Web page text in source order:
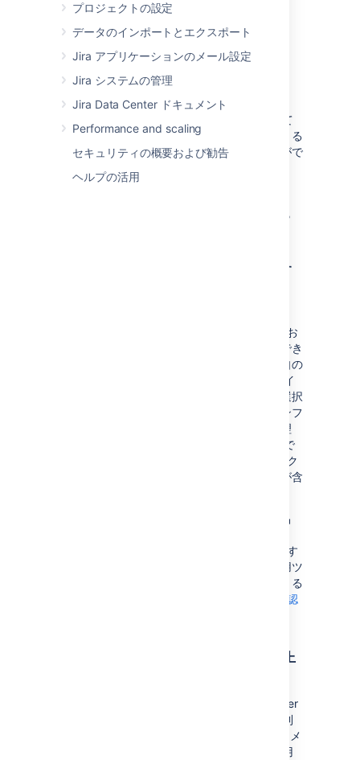
プロジェクトの設定
データのインポートとエクスポート
Jira アプリケーションのメール設定
Jira システムの管理
Jira Data Center ドキュメント
Performance and scaling
セキュリティの概要および勧告
ヘルプの活用
デプロイの自動化
コンテナーの自動運用
セキュリティ強化
アップグレードとロールバックの加速
さらに、シンプルな YAML ファイルを使用して
インフラストラクチャをコードとして管理できる
ため、不必要なリソースの消費を減らすことがで
アトラシアンが Kubernetes
ヘルム チャートで Kubernetes を管理す
Helm チャートが作成されています。これは、お
客様のビジネス固有のニーズに合わせて設定でき
るカスタマイズ可能なテンプレートです。独自の
プロバイ
ダーのインフラストラクチャで実行するかを選択
することもできます。これにより、最新のインフ
ラストラクチャを使用しながら、データを管理
し、コンプライアンス ニーズを満たすことがで
きます。Helm チャートには独自のライフサイク
ルがあるため、アップデートには特定の機能が含
Helm チャートは、Atlassian Data Center 製品
Crowd) を Kubernetes クラスターにデプロイす
るために必要な基本の構成要素を提供し、運用ツ
ールや自動化ツールと統合する機能を利用できる
Helm チャートの詳細をご確認
Docker イメージを使用して俊敏性を向上
開発をスピードアップするために、Data Center
を利
用することができます。Docker コンテナー イメ
ージを Data Center デプロイの一部として使用